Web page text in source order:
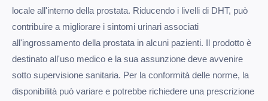
locale all'interno della prostata. Riducendo i livelli di DHT, può
contribuire a migliorare i sintomi urinari associati
all'ingrossamento della prostata in alcuni pazienti. Il prodotto è
destinato all'uso medico e la sua assunzione deve avvenire
sotto supervisione sanitaria. Per la conformità delle norme, la
disponibilità può variare e potrebbe richiedere una prescrizione